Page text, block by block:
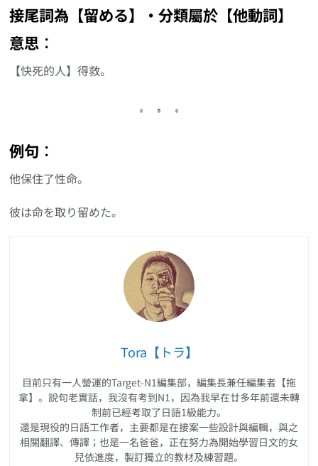
接尾詞為【留める】‧分類屬於【他動詞】
意思︰
【快死的人】得救。
例句︰
他保住了性命。
彼は命を取り留めた。
Tora【トラ】
目前只有一人營運的Target-N1編集部，編集長兼任編集者【拖
拿】。說句老實話，我沒有考到N1，因為我早在廿多年前還未轉
制前已經考取了日語1級能力。
還是現役的日語工作者，主要都是在接案一些設計與編輯，與之
相關翻譯、傳譯；也是一名爸爸，正在努力為開始學習日文的女
兒依進度，製訂獨立的教材及練習題。